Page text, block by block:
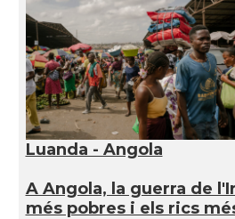
Luanda - Angola
A Angola, la guerra de
més pobres i els rics